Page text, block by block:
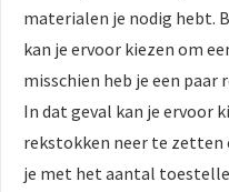
materialen je nodig hebt.
kan je ervoor kiezen om
misschien heb je een
In dat geval kan je ervoor
rekstokken neer te zetten
je met het aantal